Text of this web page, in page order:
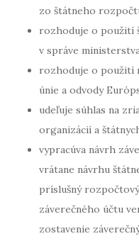
zo štátneho
rozhoduje o použití
v správe
rozhoduje o použití
únie a odvody
udeľuje súhlas na
organizácií a
vypracúva návrh
vrátane návrhu
príslušný
záverečného účtu
zostavenie